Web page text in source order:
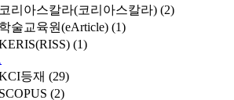
코리아스칼라(코리아스칼라) (2)
학술교육원(eArticle) (1)
(1)
등재 (29)
SCOPUS (2)